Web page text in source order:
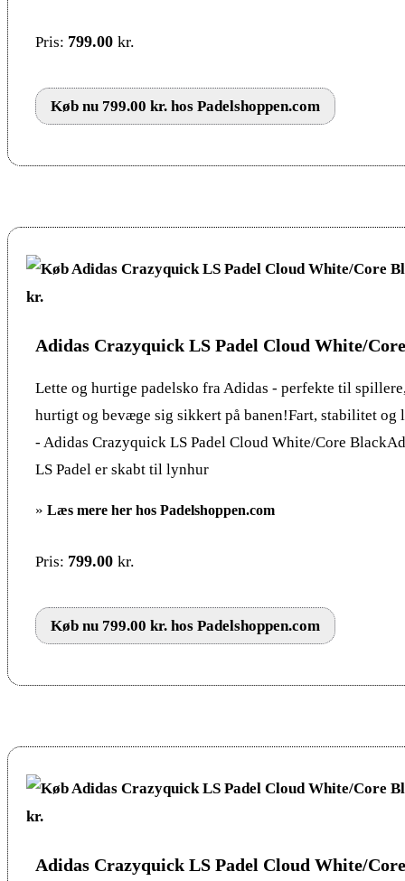
Pris: 799.00 kr.
Køb nu 799.00 kr. hos Padelshoppen.com
Adidas Crazyquick LS Padel Cloud White/
Lette og hurtige padelsko fra Adidas - perfekte til
hurtigt og bevæge sig sikkert på banen!Fart, stabilitet og
- Adidas Crazyquick LS Padel Cloud White/Core
LS Padel er skabt til lynhur
» Læs mere her hos Padelshoppen.com
Pris: 799.00 kr.
Køb nu 799.00 kr. hos Padelshoppen.com
Adidas Crazyquick LS Padel Cloud White/